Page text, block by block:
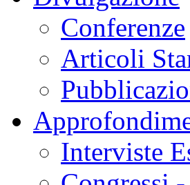
Conferenze
Articoli
Interviste